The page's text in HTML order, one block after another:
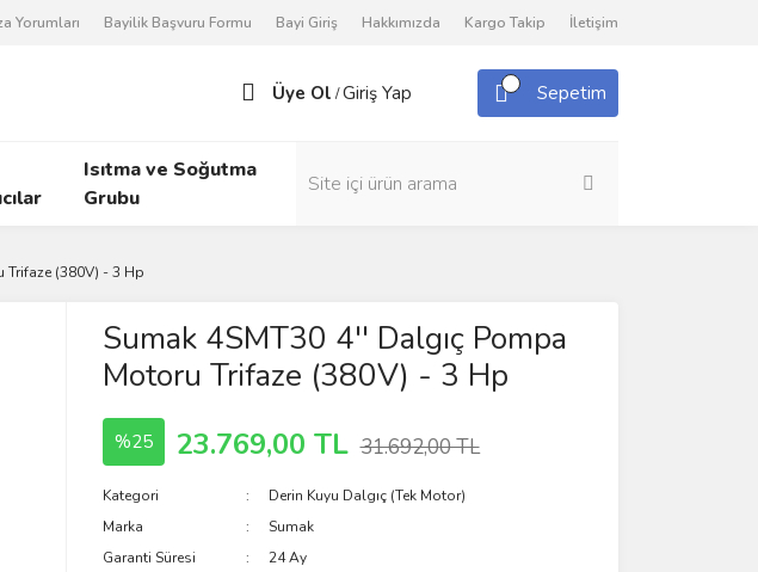
Yorumları Bayilik Başvuru Formu Bayi Giriş Hakkımızda Kargo Takip İletişim
Üye Ol /Giriş Yap Sepetim
Isıtma ve Soğutma
Grubu
Trifaze (380V) - 3 Hp
Sumak 4SMT30 4'' Dalgıç Pompa
Motoru Trifaze (380V) - 3 Hp
%25 23.769,00 TL 31.692,00 TL
Kategori
Derin Kuyu Dalgıç (Tek Motor)
Marka
Sumak
Garanti Süresi
24 Ay